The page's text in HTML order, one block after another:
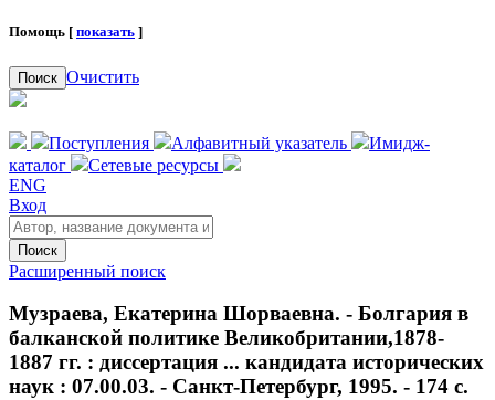
Помощь [ показать ]
Поиск Очистить
Поступления Алфавитный указатель
Имидж-
каталог
Сетевые ресурсы
ENG
Вход
Поиск
Расширенный поиск
Музраева, Екатерина Шорваевна. - Болгария в
балканской политике Великобритании,1878-
1887 гг. : диссертация ... кандидата исторических
наук : 07.00.03. - Санкт-Петербург, 1995. - 174 с.